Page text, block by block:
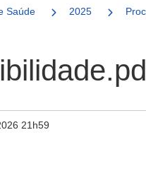
Saúde 2025
21h59